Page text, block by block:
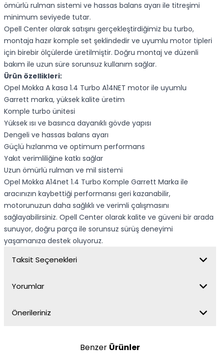
ömürlü rulman sistemi ve hassas balans ayarı ile titreşimi
minimum seviyede tutar.
Opell Center olarak satışını gerçekleştirdiğimiz bu turbo,
montaja hazır komple set şeklindedir ve uyumlu motor tipleri
için birebir ölçülerde üretilmiştir. Doğru montaj ve düzenli
bakım ile uzun süre sorunsuz kullanım sağlar.
Ürün özellikleri:
Opel Mokka A kasa 1.4 Turbo A14NET motor ile uyumlu
Garrett marka, yüksek kalite üretim
Komple turbo ünitesi
Yüksek ısı ve basınca dayanıklı gövde yapısı
Dengeli ve hassas balans ayarı
Güçlü hızlanma ve optimum performans
Yakıt verimliliğine katkı sağlar
Uzun ömürlü rulman ve mil sistemi
Opel Mokka A14net 1.4 Turbo Komple Garrett Marka ile
aracınızın kaybettiği performansı geri kazanabilir,
motorunuzun daha sağlıklı ve verimli çalışmasını
sağlayabilirsiniz. Opell Center olarak kalite ve güveni bir arada
sunuyor, doğru parça ile sorunsuz sürüş deneyimi
yaşamanıza destek oluyoruz.
Taksit Seçenekleri
Yorumlar
Önerileriniz
Benzer Ürünler